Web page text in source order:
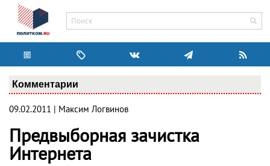
Комментарии
09.02.2011 | Максим Логвинов
Предвыборная зачистка
Интернета